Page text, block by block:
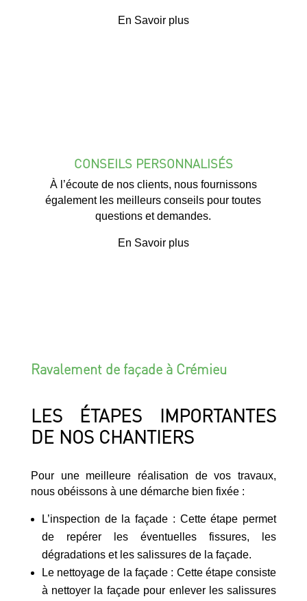
En Savoir plus
CONSEILS PERSONNALISÉS
À l’écoute de nos clients, nous fournissons
également les meilleurs conseils pour toutes
questions et demandes.
En Savoir plus
Ravalement de façade à Crémieu
LES ÉTAPES IMPORTANTES
DE NOS CHANTIERS
Pour une meilleure réalisation de vos travaux,
nous obéissons à une démarche bien fixée :
L’inspection de la façade : Cette étape permet
de repérer les éventuelles fissures, les
dégradations et les salissures de la façade.
Le nettoyage de la façade : Cette étape consiste
à nettoyer la façade pour enlever les salissures